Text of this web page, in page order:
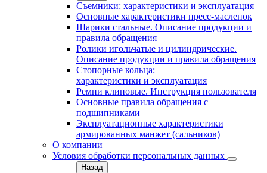
Съемники: характеристики и эксплуатация
Основные характеристики пресс‑масленок
Шарики стальные. Описание продукции и
правила обращения
Ролики игольчатые и цилиндрические.
Описание продукции и правила обращения
Стопорные кольца:
характеристики и эксплуатация
Ремни клиновые. Инструкция пользователя
Основные правила обращения с
подшипниками
Эксплуатационные характеристики
армированных манжет (сальников)
О компании
Условия обработки персональных данных
Назад